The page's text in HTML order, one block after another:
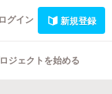
ログイン 新規登録
ジェクトを始める